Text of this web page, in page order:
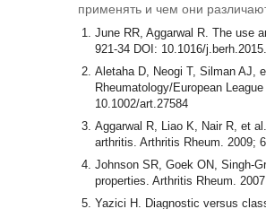
применять и чем они
June RR, Aggarwal R. The use
921-34 DOI: 10.1016/
Aletaha D, Neogi T, Silman AJ,
Rheumatology/European
10.1002/art.27584
Aggarwal R, Liao K, Nair R, et
arthritis. Arthritis Rheum. 2009;
Johnson SR, Goek ON, Singh-
properties. Arthritis Rheum.
Yazici H. Diagnostic versus